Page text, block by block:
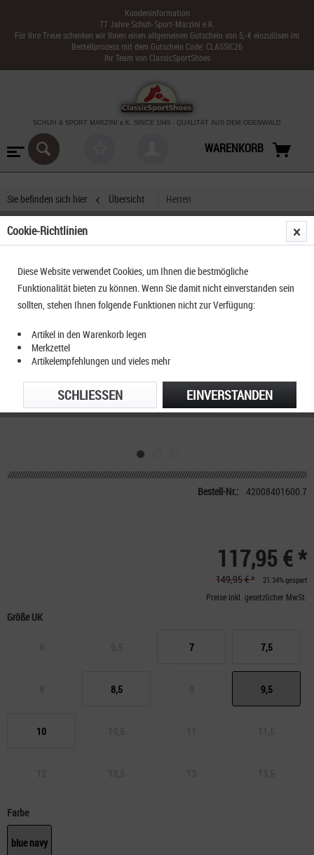
Kundeninformation
77 Jahre Schuh-Sport-Marzini e.K.
Für Ihre Treue schenken wir Ihnen einen allgemeinen Gutschein von 5,-€ einzulösen im
Bestellprozess mit dem Gutschein Code: CLASSIC26
Ihr Team von ClassicSportShoes
SCHUH & SPORT MARZINI e.K. SINCE 1949 - QUALITÄT AUS DEM ODENWALD
WARENKORB
Sie befinden sich hier: Übersicht Herren
Bestell-Nr.: 42008401600.7
117,95 € *
149,95 € * 21.34% gespart
Preise inkl. gesetzlicher MwSt.
Größe UK
7 7,5
8,5 9,5
10
Farbe
blue navy
Cookie-Richtlinien
Diese Website verwendet Cookies, um Ihnen die bestmögliche
Funktionalität bieten zu können. Wenn Sie damit nicht einverstanden sein
sollten, stehen Ihnen folgende Funktionen nicht zur Verfügung:
Artikel in den Warenkorb legen
Merkzettel
Artikelempfehlungen und vieles mehr
EINVERSTANDEN
SCHLIESSEN